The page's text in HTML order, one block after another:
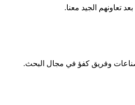
تعاونهم الجيد معنا.
وفريق كفؤ في مجال البحث.